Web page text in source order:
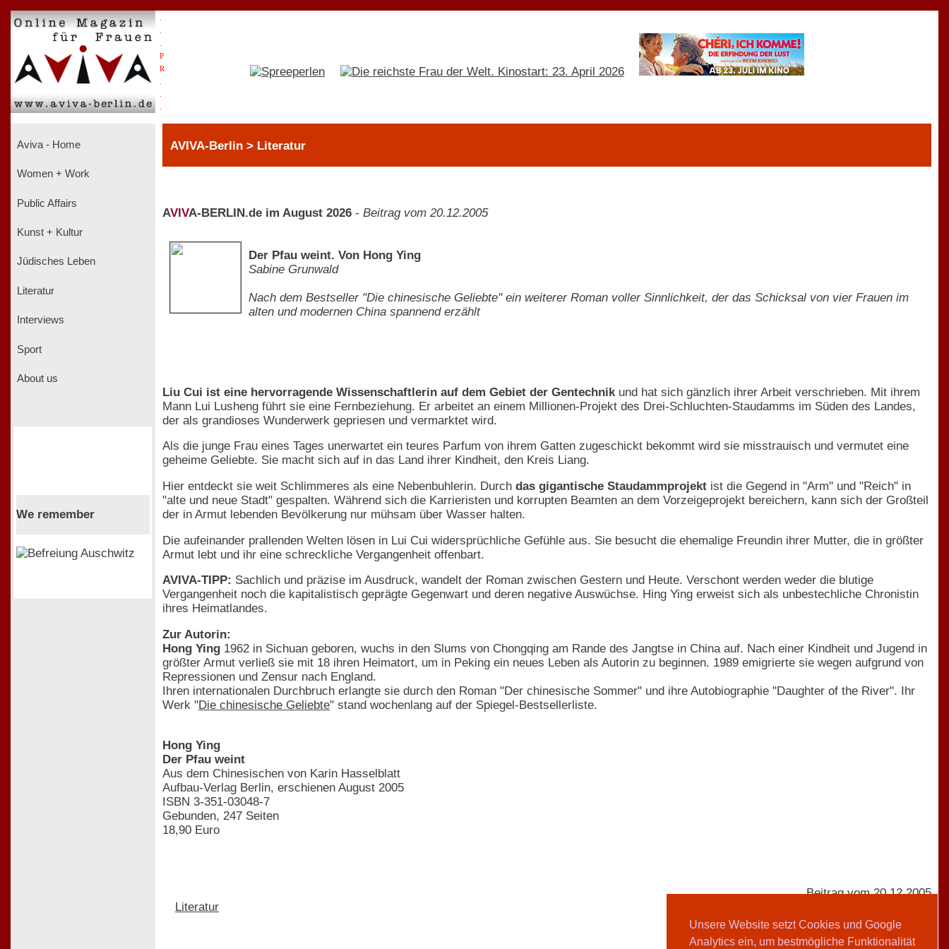
Unsere Website setzt Cookies und Google
Analytics ein, um bestmögliche Funktionalität
P
R
Aviva - Home
Women + Work
Public Affairs
Kunst + Kultur
Jüdisches Leben
Literatur
Interviews
Sport
About us
We remember
AVIVA-Berlin > Literatur
AV VA-BERLIN.de im August 2026 - Beitrag vom 20.12.2005
Der Pfau weint. Von Hong Ying
Sabine Grunwald
Nach dem Bestseller "Die chinesische Geliebte" ein weiterer Roman voller Sinnlichkeit, der das Schicksal von vier Frauen im
alten und modernen China spannend erzählt
Liu Cui ist eine hervorragende Wissenschaftlerin auf dem Gebiet der Gentechnik und hat sich gänzlich ihrer Arbeit verschrieben. Mit ihrem
Mann Lui Lusheng führt sie eine Fernbeziehung. Er arbeitet an einem Millionen-Projekt des Drei-Schluchten-Staudamms im Süden des Landes,
der als grandioses Wunderwerk gepriesen und vermarktet wird.
Als die junge Frau eines Tages unerwartet ein teures Parfum von ihrem Gatten zugeschickt bekommt wird sie misstrauisch und vermutet eine
geheime Geliebte. Sie macht sich auf in das Land ihrer Kindheit, den Kreis Liang.
Hier entdeckt sie weit Schlimmeres als eine Nebenbuhlerin. Durch das gigantische Staudammprojekt ist die Gegend in "Arm" und "Reich" in
"alte und neue Stadt" gespalten. Während sich die Karrieristen und korrupten Beamten an dem Vorzeigeprojekt bereichern, kann sich der Großteil
der in Armut lebenden Bevölkerung nur mühsam über Wasser halten.
Die aufeinander prallenden Welten lösen in Lui Cui widersprüchliche Gefühle aus. Sie besucht die ehemalige Freundin ihrer Mutter, die in größter
Armut lebt und ihr eine schreckliche Vergangenheit offenbart.
AVIVA-TIPP: Sachlich und präzise im Ausdruck, wandelt der Roman zwischen Gestern und Heute. Verschont werden weder die blutige
Vergangenheit noch die kapitalistisch geprägte Gegenwart und deren negative Auswüchse. Hing Ying erweist sich als unbestechliche Chronistin
ihres Heimatlandes.
Zur Autorin:
Hong Ying 1962 in Sichuan geboren, wuchs in den Slums von Chongqing am Rande des Jangtse in China auf. Nach einer Kindheit und Jugend in
größter Armut verließ sie mit 18 ihren Heimatort, um in Peking ein neues Leben als Autorin zu beginnen. 1989 emigrierte sie wegen aufgrund von
Repressionen und Zensur nach England.
Ihren internationalen Durchbruch erlangte sie durch den Roman "Der chinesische Sommer" und ihre Autobiographie "Daughter of the River". Ihr
Werk "Die chinesische Geliebte" stand wochenlang auf der Spiegel-Bestsellerliste.
Hong Ying
Der Pfau weint
Aus dem Chinesischen von Karin Hasselblatt
Aufbau-Verlag Berlin, erschienen August 2005
ISBN 3-351-03048-7
Gebunden, 247 Seiten
18,90 Euro
Literatur
Beitrag vom 20.12.2005